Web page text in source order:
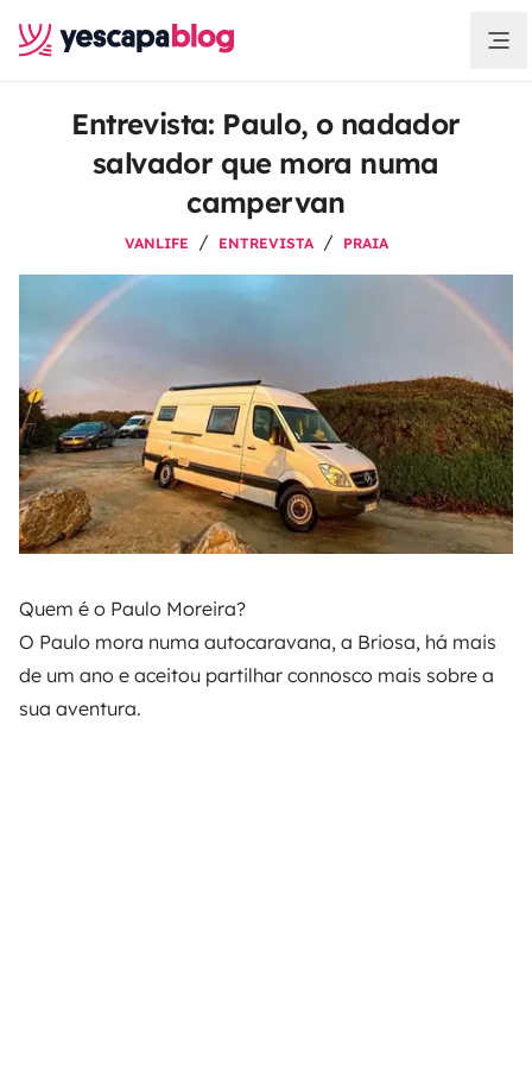
Entrevista: Paulo, o nadador
salvador que mora numa
campervan
VANLIFE ENTREVISTA PRAIA
Quem é o Paulo Moreira?
O Paulo mora numa autocaravana, a Briosa, há mais
de um ano e aceitou partilhar connosco mais sobre a
sua aventura.